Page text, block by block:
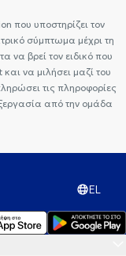
που υποστηρίζει τον
σύμπτωμα μέχρι τη
να βρεί τον ειδικό που
να μιλήσει μαζί του
τις πληροφορίες
από την ομάδα
EL